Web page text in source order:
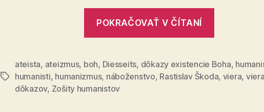
POKRAČOVAŤ V ČÍTANÍ
–
rozhovor
Značky
ateista, ateizmus, boh, Diesseits, dôkazy existencie Boha,
humanisti, humanizmus, náboženstvo, Rastislav Škoda, viera,
dôkazov, Zošity humanistov